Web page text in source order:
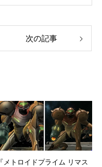
次の記事
『メトロイドプライム リマス